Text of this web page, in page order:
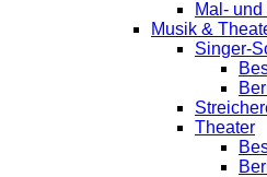
Mal-
Musik &
Singer-
Theater